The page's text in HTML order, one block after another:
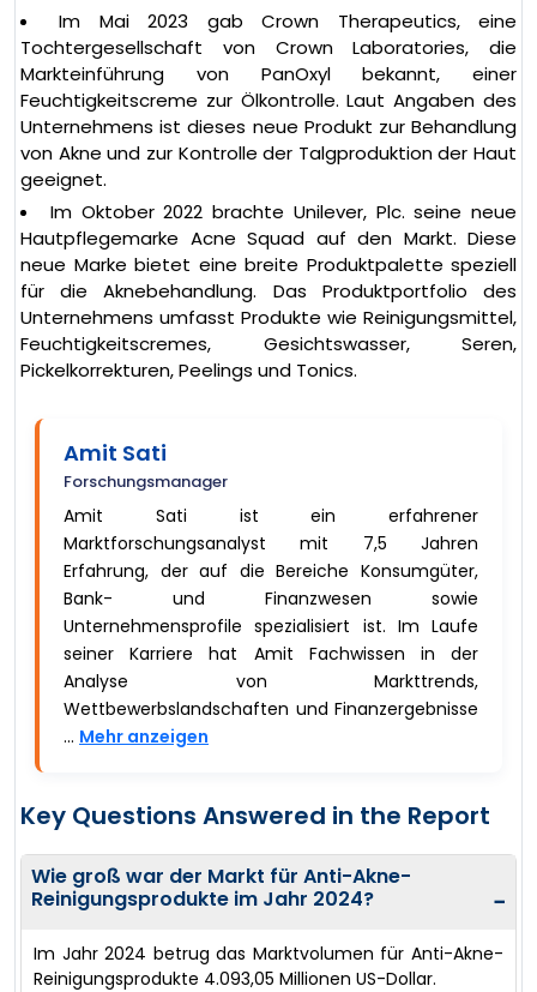
Im Mai 2023 gab Crown Therapeutics, eine
Tochtergesellschaft von Crown Laboratories, die
Markteinführung von PanOxyl bekannt, einer
Feuchtigkeitscreme zur Ölkontrolle. Laut Angaben des
Unternehmens ist dieses neue Produkt zur Behandlung
von Akne und zur Kontrolle der Talgproduktion der Haut
geeignet.
Im Oktober 2022 brachte Unilever, Plc. seine neue
Hautpflegemarke Acne Squad auf den Markt. Diese
neue Marke bietet eine breite Produktpalette speziell
für die Aknebehandlung. Das Produktportfolio des
Unternehmens umfasst Produkte wie Reinigungsmittel,
Feuchtigkeitscremes, Gesichtswasser, Seren,
Pickelkorrekturen, Peelings und Tonics.
Amit Sati
Forschungsmanager
Amit Sati ist ein erfahrener
Marktforschungsanalyst mit 7,5 Jahren
Erfahrung, der auf die Bereiche Konsumgüter,
Bank- und Finanzwesen sowie
Unternehmensprofile spezialisiert ist. Im Laufe
seiner Karriere hat Amit Fachwissen in der
Analyse von Markttrends,
Wettbewerbslandschaften und Finanzergebnisse
... Mehr anzeigen
Key Questions Answered in the Report
Wie groß war der Markt für Anti-Akne-
Reinigungsprodukte im Jahr 2024?
−
Im Jahr 2024 betrug das Marktvolumen für Anti-Akne-
Reinigungsprodukte 4.093,05 Millionen US-Dollar.